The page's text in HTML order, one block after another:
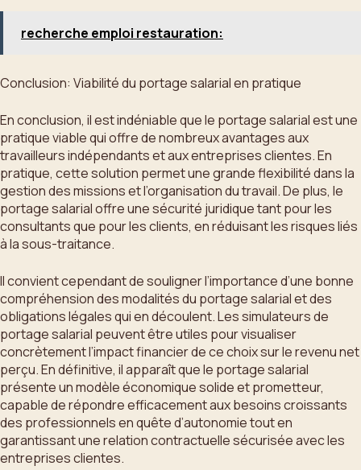
recherche emploi restauration:
Conclusion: Viabilité du portage salarial en pratique
En conclusion, il est indéniable que le portage salarial est une
pratique viable qui offre de nombreux avantages aux
travailleurs indépendants et aux entreprises clientes. En
pratique, cette solution permet une grande flexibilité dans la
gestion des missions et l’organisation du travail. De plus, le
portage salarial offre une sécurité juridique tant pour les
consultants que pour les clients, en réduisant les risques liés
à la sous-traitance.
Il convient cependant de souligner l’importance d’une bonne
compréhension des modalités du portage salarial et des
obligations légales qui en découlent. Les simulateurs de
portage salarial peuvent être utiles pour visualiser
concrètement l’impact financier de ce choix sur le revenu net
perçu. En définitive, il apparaît que le portage salarial
présente un modèle économique solide et prometteur,
capable de répondre efficacement aux besoins croissants
des professionnels en quête d’autonomie tout en
garantissant une relation contractuelle sécurisée avec les
entreprises clientes.